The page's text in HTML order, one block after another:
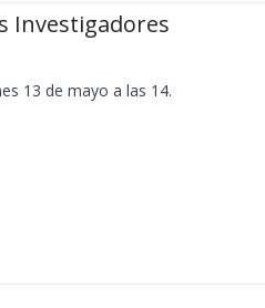
Investigadores
13 de mayo a las 14.